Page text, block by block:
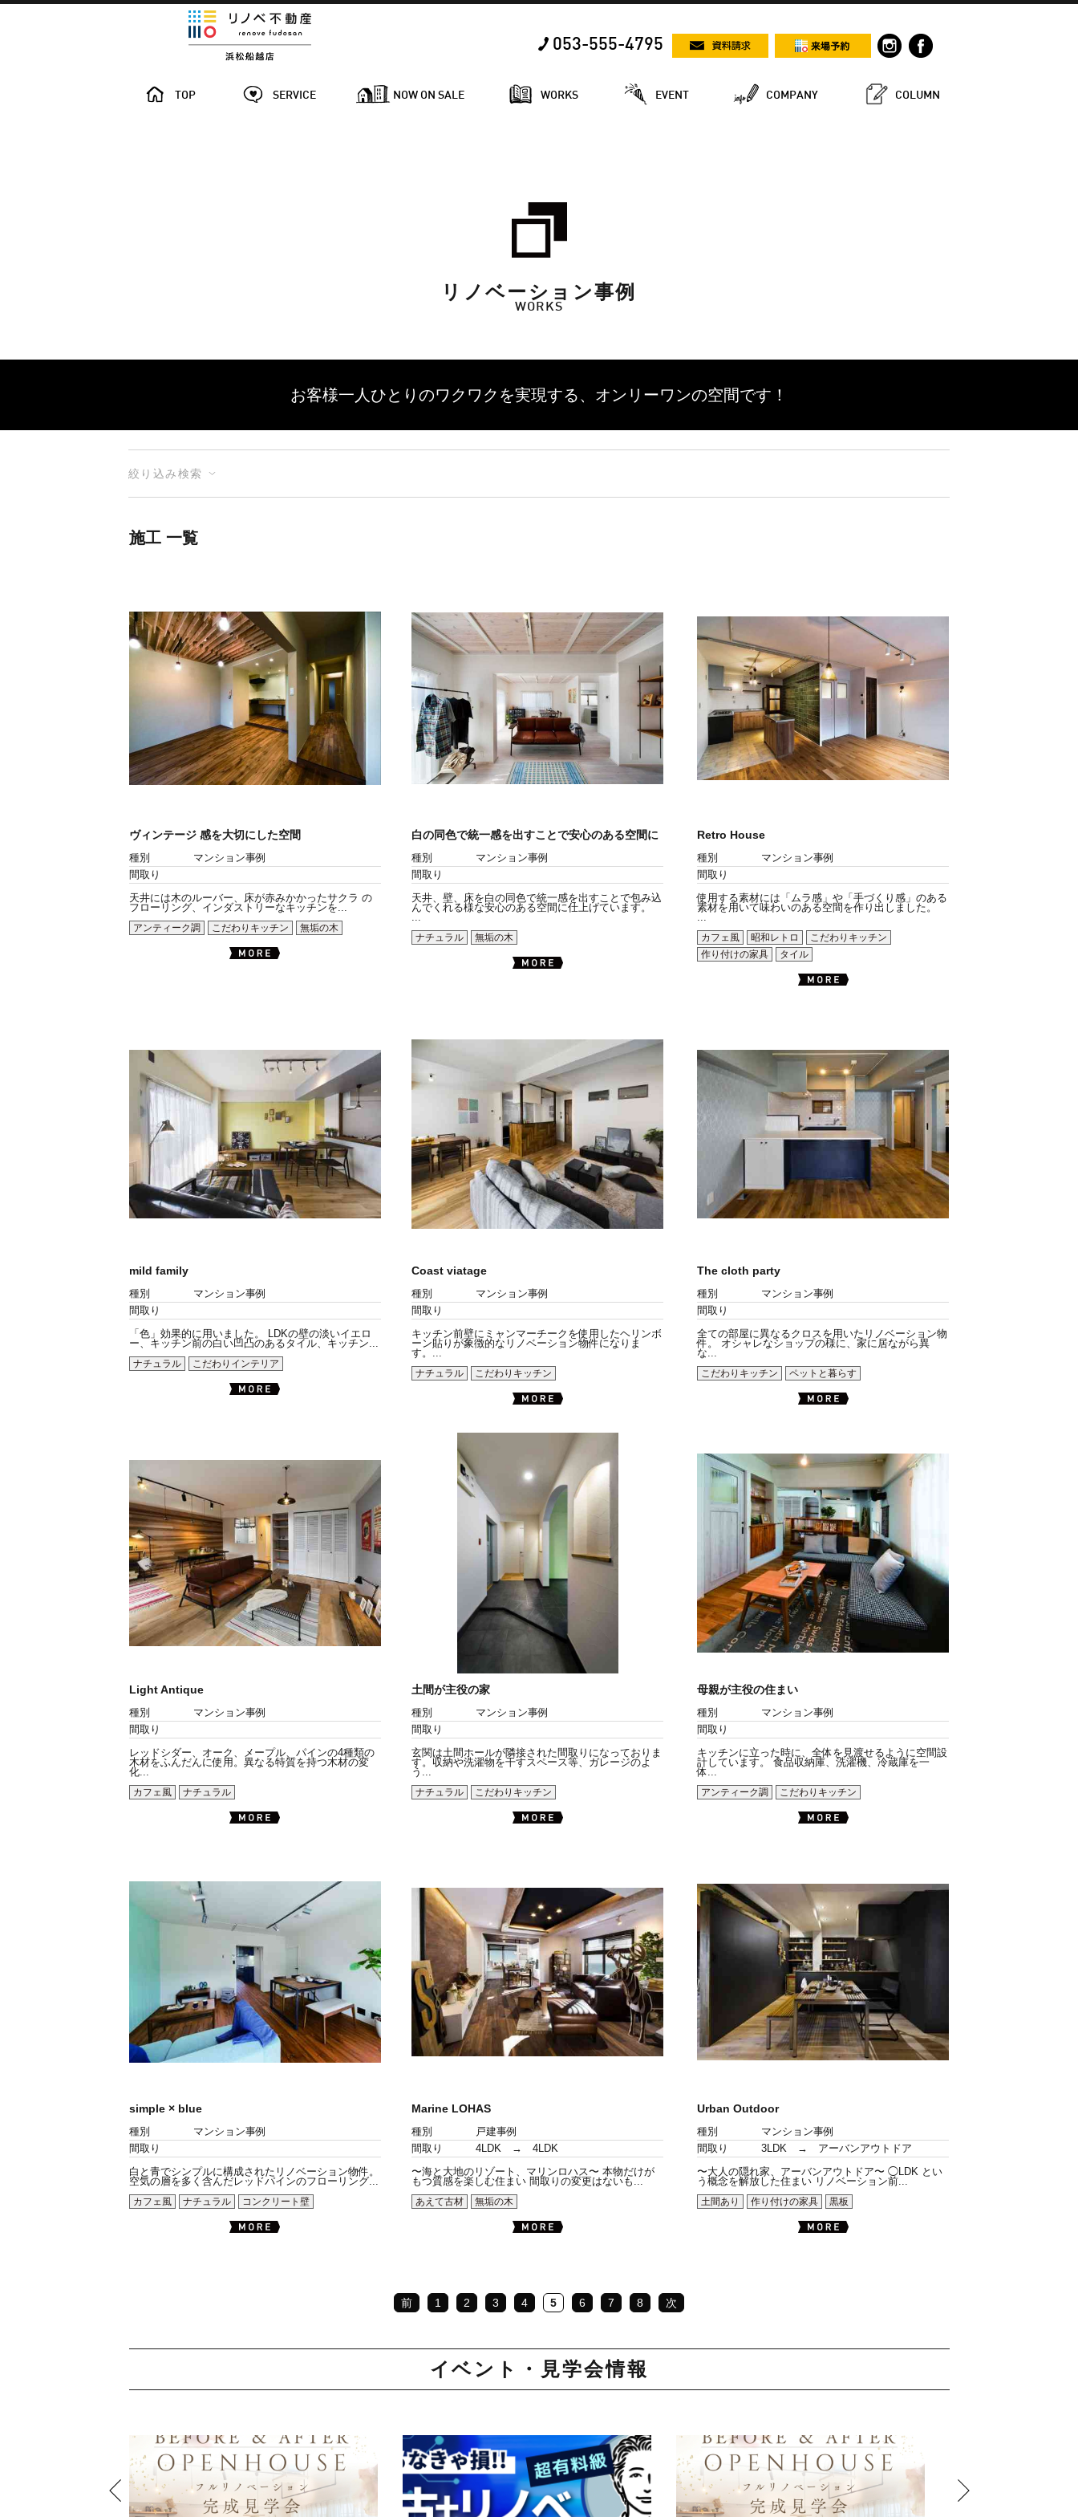
053-555-4795
TOP SERVICE NOW ON SALE WORKS EVENT COMPANY COLUMN
リノベーション事例
WORKS
お客様一人ひとりのワクワクを実現する、 オンリーワンの空間です！
絞り込み検索
施工 一覧
ヴィンテージ 感を大切にした空間
種別
マンション事例
間取り
天井には木のルーバー、床が赤みかかったサクラ の
フローリング、インダストリーなキッチンを...
アンティーク調
こだわりキッチン 無垢の木
白の同色で統一感を出すことで安心のある空間に
種別
マンション事例
間取り
天井、壁、床を白の同色で統一感を出すことで包み込
んでくれる様な安心のある空間に仕上げています。
...
ナチュラル
無垢の木
Retro House
種別
マンション事例
間取り
使用する素材には「ムラ感」や「手づくり感」のある
素材を用いて味わいのある空間を作り出しました。
...
カフェ風
昭和レトロ
こだわりキッチン
作り付けの家具
タイル
mild family
種別
マンション事例
間取り
「色」効果的に用いました。 LDKの壁の淡いイエロ
ー、キッチン前の白い凹凸のあるタイル、キッチン...
ナチュラル
こだわりインテリア
Coast viatage
種別
マンション事例
間取り
キッチン前壁にミャンマーチークを使用したヘリンボ
ーン貼りが象徴的なリノベーション物件になりま
す。...
ナチュラル
こだわりキッチン
The cloth party
種別
マンション事例
間取り
全ての部屋に異なるクロスを用いたリノベーション物
件。 オシャレなショップの様に、家に居ながら異
な...
こだわりキッチン
ペットと暮らす
Light Antique
種別
マンション事例
間取り
レッドシダー、オーク、メープル、パインの4種類の
木材をふんだんに使用。異なる特質を持つ木材の変
化...
カフェ風
ナチュラル
土間が主役の家
種別
マンション事例
間取り
玄関は土間ホールが隣接された間取りになっておりま
す。収納や洗濯物を干すスペース等、ガレージのよ
う...
ナチュラル
こだわりキッチン
母親が主役の住まい
種別
マンション事例
間取り
キッチンに立った時に、全体を見渡せるように空間設
計しています。 食品収納庫、洗濯機、冷蔵庫を一
体...
アンティーク調
こだわりキッチン
simple × blue
種別
マンション事例
間取り
白と青でシンプルに構成されたリノベーション物件。
空気の層を多く含んだレッドパインのフローリング...
カフェ風
ナチュラル コンクリート壁
Marine LOHAS
種別
戸建事例
間取り
4LDK → 4LDK
〜海と大地のリゾート、マリンロハス〜 本物だけが
もつ質感を楽しむ住まい 間取りの変更はないも...
あえて古材
無垢の木
Urban Outdoor
種別
マンション事例
間取り
3LDK → アーバンアウトドア
〜大人の隠れ家、アーバンアウトドア〜 ◯LDK とい
う概念を解放した住まい リノベーション前...
土間あり
作り付けの家具 黒板
前 1 2 3 4 5 6 7 8 次
イベント・見学会情報